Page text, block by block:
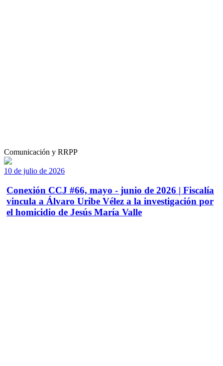
Comunicación y RRPP
10 de julio de 2026
Conexión CCJ #66, mayo - junio de 2026 | Fiscalía
vincula a Álvaro Uribe Vélez a la investigación por
el homicidio de Jesús María Valle